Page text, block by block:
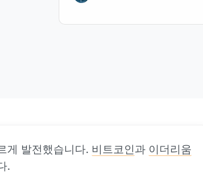
게 발전했습니다. 비트코인과 이더리움
.